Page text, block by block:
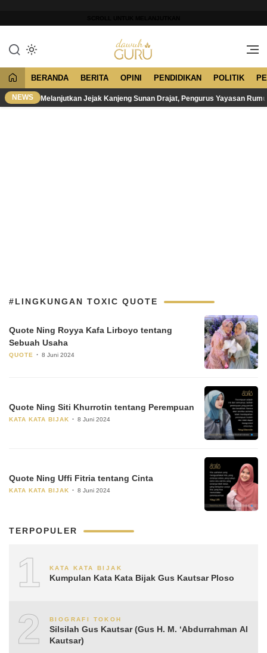
konten
Dawuh Guru
Merawat Tradisi, Membangun
BERANDA BERITA OPINI PENDIDIKAN POLITIK
NEWS Melanjutkan Jejak Kanjeng Sunan Drajat, Pengurus Yayasan
#LINGKUNGAN TOXIC QUOTE
Quote Ning Royya Kafa Lirboyo tentang
Sebuah Usaha
QUOTE 8 Juni 2024
Quote Ning Siti Khurrotin tentang Perempuan
KATA KATA BIJAK 8 Juni 2024
Quote Ning Uffi Fitria tentang Cinta
KATA KATA BIJAK 8 Juni 2024
TERPOPULER
1 KATA KATA BIJAK
Kumpulan Kata Kata Bijak Gus Kautsar Ploso
2 BIOGRAFI TOKOH
Silsilah Gus Kautsar (Gus H. M. ‘Abdurrahman Al
Kautsar)